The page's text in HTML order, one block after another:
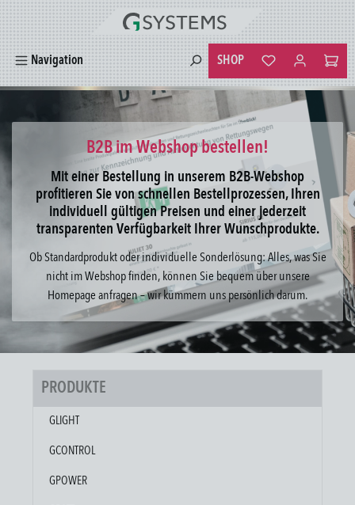
springen
Navigation SHOP
Du hast 0
B2B im Webshop bestellen!
Mit einer Bestellung in unserem B2B-Webshop
profitieren Sie von schnellen Bestellprozessen, Ihren
individuell gültigen Preisen und einer jederzeit
transparenten Verfügbarkeit Ihrer Wunschprodukte.
Ob Standardprodukt oder individuelle Sonderlösung: Alles, was Sie
nicht im Webshop finden, können Sie bequem über unsere
Homepage anfragen – wir kümmern uns persönlich darum.
PRODUKTE
GLIGHT
GCONTROL
GPOWER